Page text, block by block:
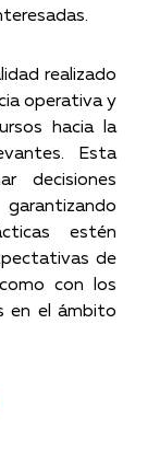
realizado
operativa y
hacia la
Esta
decisiones
estén
de
con los
en el ámbito